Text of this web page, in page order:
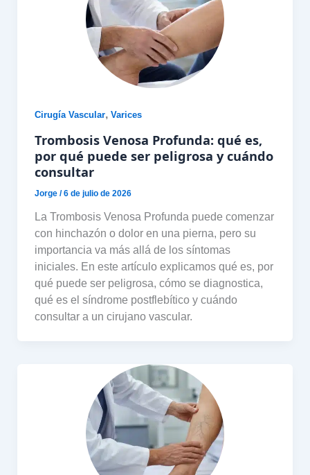
Cirugía Vascular, Varices
Trombosis Venosa Profunda: qué es,
por qué puede ser peligrosa y cuándo
consultar
Jorge /6 de julio de 2026
La Trombosis Venosa Profunda puede comenzar
con hinchazón o dolor en una pierna, pero su
importancia va más allá de los síntomas
iniciales. En este artículo explicamos qué es, por
qué puede ser peligrosa, cómo se diagnostica,
qué es el síndrome postflebítico y cuándo
consultar a un cirujano vascular.